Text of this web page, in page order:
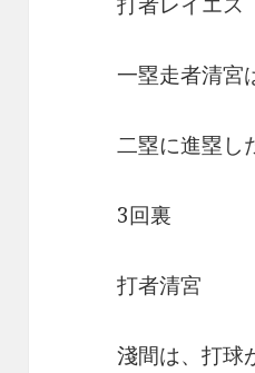
一塁走者清宮
二塁に進塁し
3回裏
打者清宮
淺間は、打球